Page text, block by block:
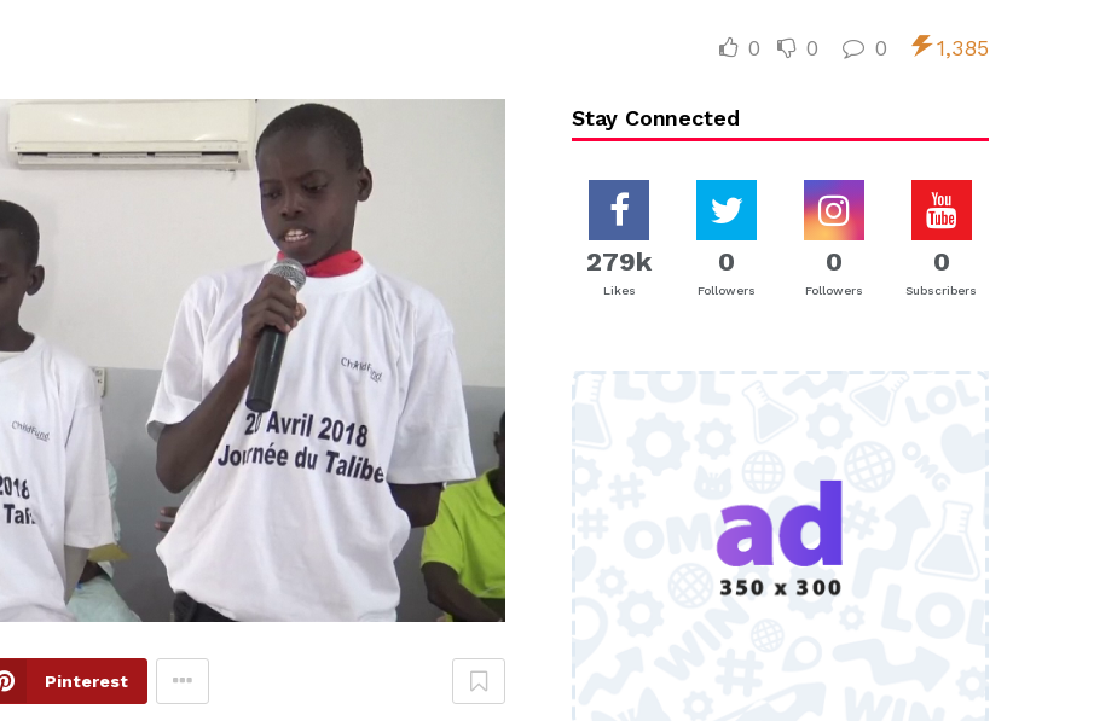
0 0 0 1,385
Pinterest
Stay Connected
279k
Likes
0
Followers
0
Followers
0
Subscribers